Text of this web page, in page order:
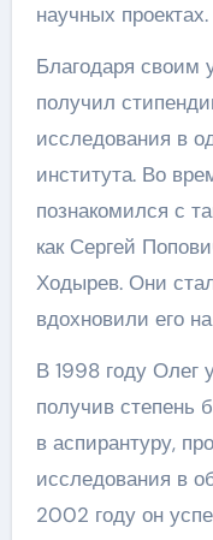
научных проектах.
Благодаря своим
получил
исследования в
института. Во
познакомился с
как Сергей
Ходырев. Они
вдохновили его
В 1998 году Олег
получив степень
в аспирантуру,
исследования в
2002 году он